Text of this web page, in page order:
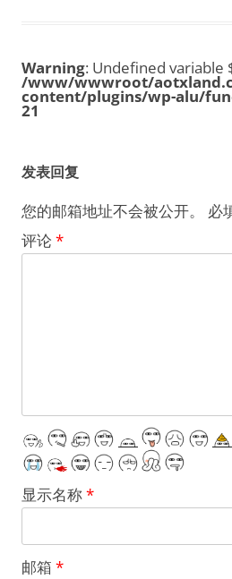
Warning: Undefined variable
/www/wwwroot/
content/plugins/wp-alu/
21
发表回复
您的邮箱地址不会被公开。 必
评论 *
显示名称*
邮箱 *